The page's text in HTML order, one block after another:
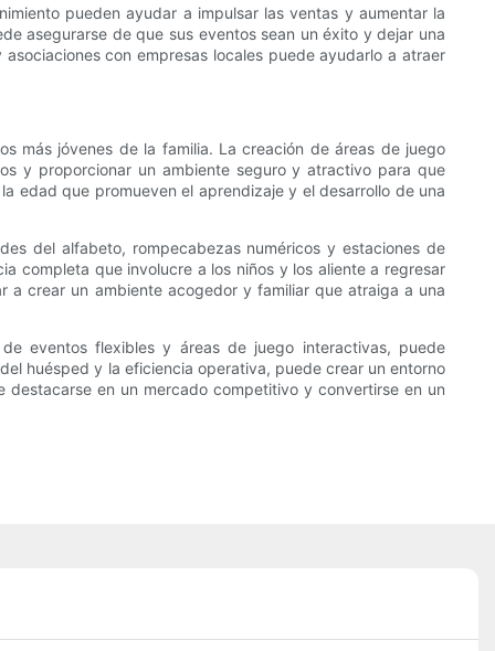
pueden ayudar a impulsar las ventas y aumentar la
asegurarse de que sus eventos sean un éxito y dejar una
con empresas locales puede ayudarlo a atraer
más jóvenes de la familia. La creación de áreas de juego
y proporcionar un ambiente seguro y atractivo para que
edad que promueven el aprendizaje y el desarrollo de una
del alfabeto, rompecabezas numéricos y estaciones de
completa que involucre a los niños y los aliente a regresar
a crear un ambiente acogedor y familiar que atraiga a una
eventos flexibles y áreas de juego interactivas, puede
huésped y la eficiencia operativa, puede crear un entorno
en un mercado competitivo y convertirse en un